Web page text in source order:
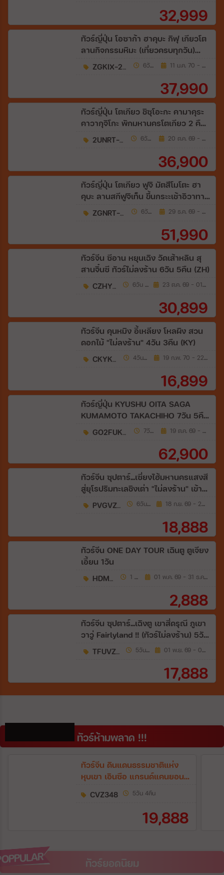
32,999
ทัวร์ญี่ปุ่น โอซาก้า ฮาคุบะ กิฟุ เกียวโต
ลานกิจกรรมหิมะ (เที่ยวครบทุกวัน)
6วัน 4คืน (MM)
ZGKIX-2707MM 6วัน 4คืน 11 ม.ค. 70 - 22 มี.ค. 70
37,990
ทัวร์ญี่ปุ่น โตเกียว ชิซุโอะกะ คามาคุระ
คาวากุจิโกะ พักมหานครโตเกียว 2 คืน
6 วัน 3 คืน สายการบิน ไทยแอร์เอเชีย
เอ็กซ์ 6วัน 3คืน (XJ)
2UNRT-XJ004 6วัน 3คืน 20 ต.ค. 69 - 16 ธ.ค. 69
36,900
ทัวร์ญี่ปุ่น โตเกียว ฟูจิ มัตสึโมโตะ ฮา
คุบะ ลานสกีฟูจิเท็น ขึ้นกระะเช้าอิวาทา
เกะ 6วัน 5คืน (SL)
ZGNRT-2631SL 6วัน 5คืน 29 ธ.ค. 69 - 03 ม.ค. 70
51,990
ทัวร์จีน ซีอาน หยุนเฉิง วัดเส้าหลิน สุ
สานจิ๋นซี ทัวร์ไม่ลงร้าน 6วัน 5คืน (ZH)
CZHYCU6 6วัน 5คืน 23 ต.ค. 69 - 01 ม.ค. 70
30,899
ทัวร์จีน คุนหมิง อี้เหลียง โหลผิง สวน
ดอกไม้ "ไม่ลงร้าน" 4วัน 3คืน (KY)
CKYKMG5 4วัน 3คืน 19 ก.พ. 70 - 22 มี.ค. 70
16,899
ทัวร์ญี่ปุ่น KYUSHU OITA SAGA
KUMAMOTO TAKACHIHO 7วัน 5คืน
[TG]GO2FUK-TG036 7วัน 5คืน 19 ต.ค. 69 - 15 พ.ย. 69
62,900
ทัวร์จีน ซุปตาร์...เซี่ยงไฮ้มหานครแสงสี
สู่ยุโรปริมทะเลชิงเต่า "ไม่ลงร้าน" เข้า
เซี่ยงไฮ้ ออกชิงเต่า 6วัน 4คืน (VZ)
PVGVZ1026 6วัน 4คืน 18 ก.ย. 69 - 23 ก.ย. 69
18,888
ทัวร์จีน ONE DAY TOUR เฉินตู ตูเจียง
เอี้ยน 1วัน
HDM43 1 วัน 01 พ.ค. 69 - 31 ธ.ค. 69
2,888
ทัวร์จีน ซุปตาร์...เฉิงตู เขาสี่ดรุณี ภูเขา
วาวู่ Fairlyland !! (ทัวร์ไม่ลงร้าน) 5วัน
4คืน (VZ)
TFUVZ0426 5วัน 4คืน 01 พ.ย. 69 - 04 เม.ย. 70
17,888
ทัวร์ห้ามพลาด !!!
ทัวร์จีน ดินแดนธรรมชาติแห่ง
หุบเขา เอินซือ แกรนด์แคนยอน
เขาผิงซาน ภูเขาจินหลีซาน (ทัวร์
ไม่ลงร้าน) 5วัน 4คืน (VZ)
CVZ348 5วัน 4คืน
19,888
ทัวร์ยอดนิยม